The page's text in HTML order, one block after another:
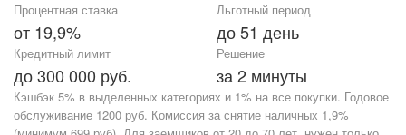
Процентная ставка
от 19,9%
Льготный период
до 51 день
Кредитный лимит
до 300 000 руб.
Решение
за 2 минуты
Кэшбэк 5% в выделенных категориях и 1% на все покупки. Годовое
обслуживание 1200 руб. Комиссия за снятие наличных 1,9%